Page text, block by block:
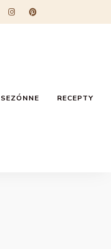
SEZÓNNE RECEPTY